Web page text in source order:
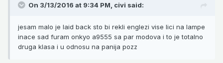
On 3/13/2016 at 9:34 PM, civi said:
jesam malo je laid back sto bi rekli englezi vise lici na lampe
inace sad furam onkyo a9555 sa par modova i to je totalno
druga klasa i u odnosu na panija pozz